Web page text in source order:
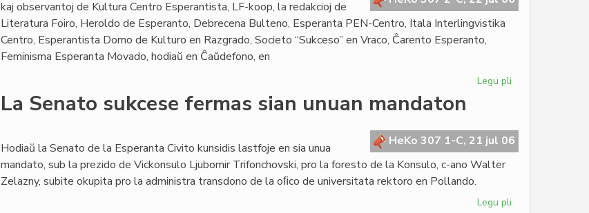
kaj observantoj de Kultura Centro Esperantista, LF-koop, la redakcioj de
Literatura Foiro, Heroldo de Esperanto, Debrecena Bulteno, Esperanta PEN-Centro, Itala Interlingvistika
Centro, Esperantista Domo de Kulturo en Razgrado, Societo “Sukceso” en Vraco, Ĉarento Esperanto,
Feminisma Esperanta Movado, hodiaŭ en Ĉaŭdefono, en
Legu pli
la
kreskon
La Senato sukcese fermas sian unuan mandaton
HeKo 307 1-C, 21 jul 06
Hodiaŭ la Senato de la Esperanta Civito kunsidis lastfoje en sia unua
mandato, sub la prezido de Vickonsulo Ljubomir Trifonchovski, pro la foresto de la Konsulo, c-ano Walter
Zelazny, subite okupita pro la administra transdono de la oﬁco de universitata rektoro en Pollando.
Legu pli